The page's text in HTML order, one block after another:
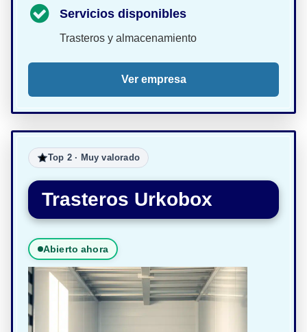
Servicios disponibles
Trasteros y almacenamiento
Ver empresa
Top 2 · Muy valorado
Trasteros Urkobox
Abierto ahora